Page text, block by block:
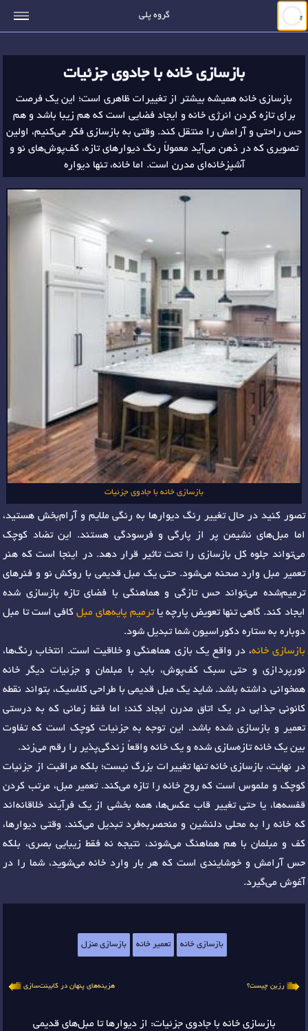
گروه پلی جستجو
بازسازی خانه با جادوی جزئیات
بازسازی خانه همیشه بیشتر از تغییرات ظاهری است؛ این یک فرصت
برای تازه کردن انرژی خانه و ایجاد فضایی است که هم زیبا باشد و هم
حس راحتی و آرامش را منتقل کند. وقتی به بازسازی فکر می‌کنیم، اولین
تصویری که در ذهن می‌آید معمولاً رنگ دیوارهای تازه، کف‌پوش‌های نو و
آشپزخانه‌ای مدرن است. اما خانه، تنها دیواره
بازسازی خانه با جادوی جزئیات
تصور کنید در حال تغییر رنگ دیوارها به رنگی ملایم و آرام‌بخش هستید،
اما مبل‌های نشیمن پر از پارگی و فرسودگی هستند. این تضاد کوچک
می‌تواند جلوه کل بازسازی را تحت تاثیر قرار دهد. در اینجا است که هنر
تعمیر مبل وارد صحنه می‌شود. حتی یک مبل قدیمی با روکش نو و فنرهای
ترمیم‌شده می‌تواند حس تازگی و هماهنگی با فضای تازه بازسازی شده
ایجاد کند. گاهی تنها تعویض پارچه یاترمیم پایه‌های مبل کافی است تا مبل
دوباره به ستاره دکوراسیون شما تبدیل شود.
بازسازی خانه، در واقع یک بازی هماهنگی و خلاقیت است. انتخاب رنگ‌ها،
نورپردازی و حتی سبک کف‌پوش، باید با مبلمان و جزئیات دیگر خانه
همخوانی داشته باشد. شاید یک مبل قدیمی با طراحی کلاسیک، بتواند نقطه
کانونی جذابی در یک اتاق مدرن ایجاد کند؛ اما فقط زمانی که به درستی
تعمیر و بازسازی شده باشد. این توجه به جزئیات کوچک است که تفاوت
بین یک خانه تازه‌سازی شده و یک خانه واقعاً زندگی‌پذیر را رقم می‌زند.
در نهایت، بازسازی خانه تنها تغییرات بزرگ نیست؛ بلکه مراقبت از جزئیات
کوچک و ملموس است که روح خانه را تازه می‌کند. تعمیر مبل، مرتب کردن
قفسه‌ها، یا حتی تغییر قاب عکس‌ها، همه بخشی از یک فرآیند خلاقانه‌اند
که خانه را به محلی دلنشین و منحصربه‌فرد تبدیل می‌کند. وقتی دیوارها،
کف و مبلمان با هم هماهنگ می‌شوند، نتیجه نه فقط زیبایی بصری، بلکه
حس آرامش و خوشایندی است که هر بار وارد خانه می‌شوید، شما را در
آغوش می‌گیرد.
بازسازی خانه تعمیر خانه بازسازی منزل
رزین چیست؟ هزینه‌های پنهان در کابینت‌سازی
بازسازی خانه با جادوی جزئیات: از دیوارها تا مبل‌های قدیمی